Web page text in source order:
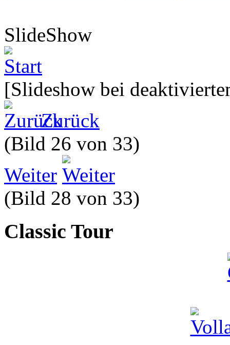
SlideShow
[Slideshow bei
Zurück
(Bild 26 von 33)
Weiter
(Bild 28 von 33)
Classic Tour